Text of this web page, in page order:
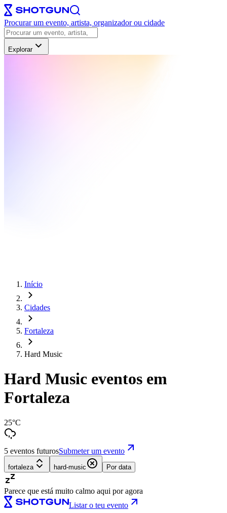
Procurar um evento, artista, organizador ou cidade
Explorar
Início
Cidades
Fortaleza
Hard Music
Hard Music eventos em
Fortaleza
25°C
5 eventos futurosSubmeter um evento
fortaleza hard-music Por data
Parece que está muito calmo aqui por agora
Listar o teu evento